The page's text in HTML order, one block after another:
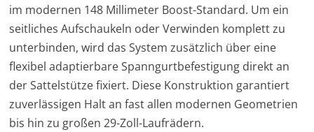
im modernen 148 Millimeter Boost-Standard. Um ein
seitliches Aufschaukeln oder Verwinden komplett zu
unterbinden, wird das System zusätzlich über eine
flexibel adaptierbare Spanngurtbefestigung direkt an
der Sattelstütze fixiert. Diese Konstruktion garantiert
zuverlässigen Halt an fast allen modernen Geometrien
bis hin zu großen 29-Zoll-Laufrädern.